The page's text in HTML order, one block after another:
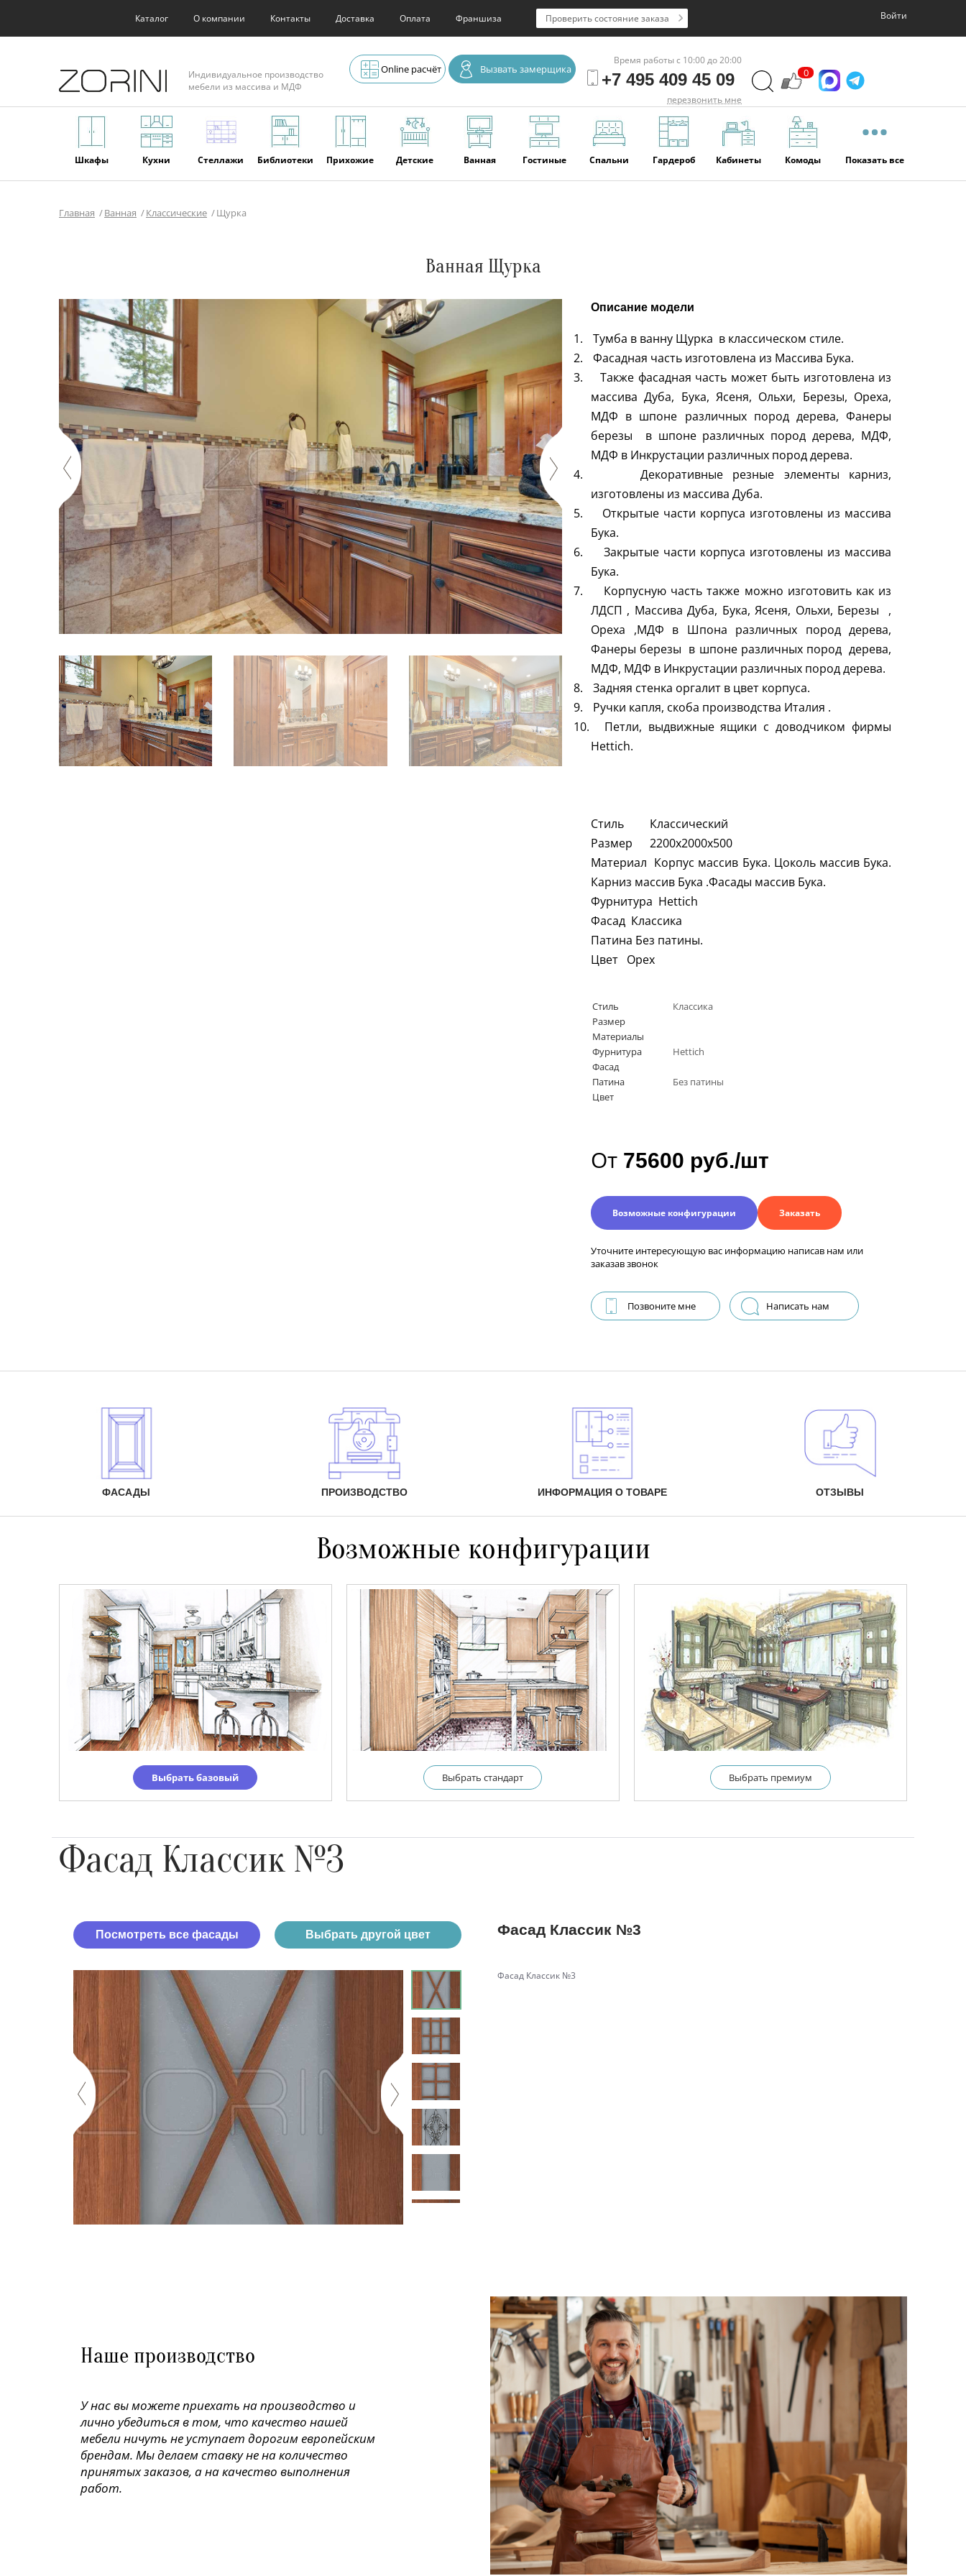
Каталог О компании Контакты Доставка Оплата Франшиза Войти
Проверить состояние заказа
Индивидуальное производство
мебели из массива и МДФ
Online расчёт Вызвать замерщика
Время работы с 10:00 до 20:00
+7 495 409 45 09
перезвонить мне
0
Шкафы Кухни Стеллажи Библиотеки Прихожие Детские Ванная Гостиные Спальни Гардероб Кабинеты Комоды Показать все
Главная Ванная Классические Щурка
Ванная Щурка
Описание модели
1.
Тумба в ванну Щурка в классическом стиле.
2.
Фасадная часть изготовлена из Массива Бука.
3.
Также фасадная часть может быть изготовлена из
массива Дуба, Бука, Ясеня, Ольхи, Березы, Ореха,
МДФ в шпоне различных пород дерева, Фанеры
березы в шпоне различных пород дерева, МДФ,
МДФ в Инкрустации различных пород дерева.
4.
Декоративные резные элементы карниз,
изготовлены из массива Дуба.
5.
Открытые части корпуса изготовлены из массива
Бука.
6.
Закрытые части корпуса изготовлены из массива
Бука.
7.
Корпусную часть также можно изготовить как из
ЛДСП , Массива Дуба, Бука, Ясеня, Ольхи, Березы ,
Ореха ,МДФ в Шпона различных пород дерева,
Фанеры березы в шпоне различных пород дерева,
МДФ, МДФ в Инкрустации различных пород дерева.
8.
Задняя стенка оргалит в цвет корпуса.
9.
Ручки капля, скоба производства Италия .
10.
Петли, выдвижные ящики с доводчиком фирмы
Hettich.
Стиль Классический
Размер 2200х2000х500
Материал Корпус массив Бука. Цоколь массив Бука.
Карниз массив Бука .Фасады массив Бука.
Фурнитура Hettich
Фасад Классика
Патина Без патины.
Цвет Орех
Стиль
Классика
Размер
Материалы
Фурнитура
Hettich
Фасад
Патина
Без патины
Цвет
От 75600 руб./шт
Возможные конфигурации Заказать
Уточните интересующую вас информацию написав нам или
заказав звонок
Позвоните мне Написать нам
ФАСАДЫ ПРОИЗВОДСТВО ИНФОРМАЦИЯ О ТОВАРЕ ОТЗЫВЫ
Возможные конфигурации
Выбрать базовый Выбрать cтандарт Выбрать премиум
Фасад Классик №3
Посмотреть все фасады Выбрать другой цвет Фасад Классик №3
Фасад Классик №3
Наше производство
У нас вы можете приехать на производство и
лично убедиться в том, что качество нашей
мебели ничуть не уступает дорогим европейским
брендам. Мы делаем ставку не на количество
принятых заказов, а на качество выполнения
работ.